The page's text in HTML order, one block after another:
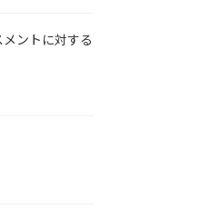
ントに対する